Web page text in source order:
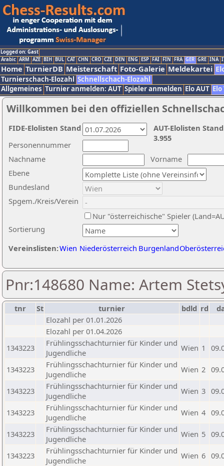
Logged on: Gast
Arabic ARM AZE BIH BUL CAT CHN CRO CZE DEN ENG ESP FAI FIN FRA GER GRE INA
Home TurnierDB Meisterschaft Foto-Galerie Meldekartei
Turnierschach-Elozahl Schnellschach-Elozahl
Allgemeines Turnier anmelden: AUT Spieler anmelden Elo AUT
Willkommen bei den offiziellen
Nachname
Vorname
Ebene
Sortierung
Personennummer
Bundesland
Spgem./Kreis/Verein
Nur "österreichische" Spieler
Vereinslisten:Wien Niederösterreich Burgenland
AUT-Elolisten
3.955
FIDE-Elolisten Stand
Pnr:148680 Name: Artem
tnr St turnier bdld rd
Elozahl per 01.01.2026
Elozahl per 01.04.2026
1343223
Frühlingsschachturnier für Kinder und
Jugendliche
Wien 1
1343223
Frühlingsschachturnier für Kinder und
Jugendliche
Wien 2
1343223
Frühlingsschachturnier für Kinder und
Jugendliche
Wien 3
1343223
Frühlingsschachturnier für Kinder und
Jugendliche
Wien 4
1343223
Frühlingsschachturnier für Kinder und
Jugendliche
Wien 5
1343223
Frühlingsschachturnier für Kinder und
Jugendliche
Wien 6